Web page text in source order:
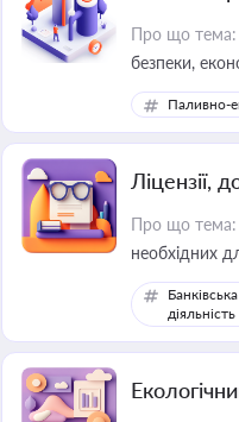
Про що тема:
безпеки,
Паливно-
Ліцензії,
Про що тема:
необхідних
Банківська
діяльність